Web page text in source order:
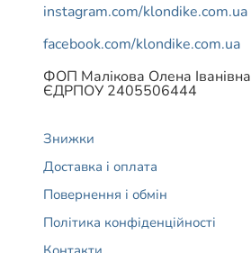
instagram.com/klondike.com.ua
facebook.com/klondike.com.ua
ФОП Малікова Олена Іванівна
ЄДРПОУ 2405506444
Знижки
Доставка і оплата
Повернення і обмін
Політика конфіденційності